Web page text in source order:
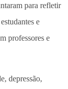
para refletir
e
professores e
depressão,